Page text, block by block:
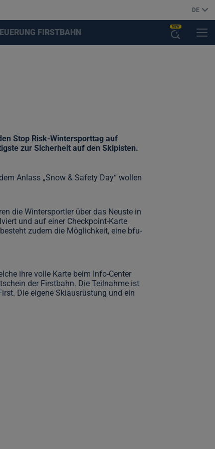
DE
FIRSTBAHN
NEW
Stop Risk-Wintersporttag auf
zur Sicherheit auf den Skipisten.
Anlass „Snow & Safety Day“ wollen
die Wintersportler über das Neuste in
und auf einer Checkpoint-Karte
zudem die Möglichkeit, eine bfu-
ihre volle Karte beim Info-Center
der Firstbahn. Die Teilnahme ist
Die eigene Skiausrüstung und ein